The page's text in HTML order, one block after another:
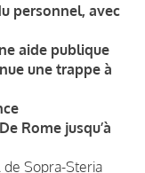
personnel, avec
aide publique
une trappe à
Rome jusqu’à
Sopra-Steria